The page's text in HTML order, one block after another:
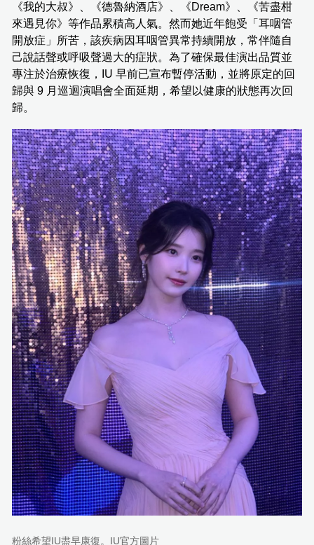
《我的大叔》、《德魯納酒店》、《Dream》、《苦盡柑
來遇見你》等作品累積高人氣。然而她近年飽受「耳咽管
開放症」所苦，該疾病因耳咽管異常持續開放，常伴隨自
己說話聲或呼吸聲過大的症狀。為了確保最佳演出品質並
專注於治療恢復，IU 早前已宣布暫停活動，並將原定的回
歸與 9 月巡迴演唱會全面延期，希望以健康的狀態再次回
歸。
粉絲希望IU盡早康復。IU官方圖片